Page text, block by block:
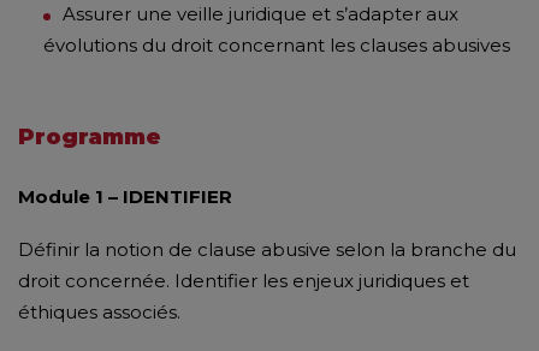
Assurer une veille juridique et s’adapter aux
évolutions du droit concernant les clauses abusives
Programme
Module 1 – IDENTIFIER
Définir la notion de clause abusive selon la branche du
droit concernée. Identifier les enjeux juridiques et
éthiques associés.